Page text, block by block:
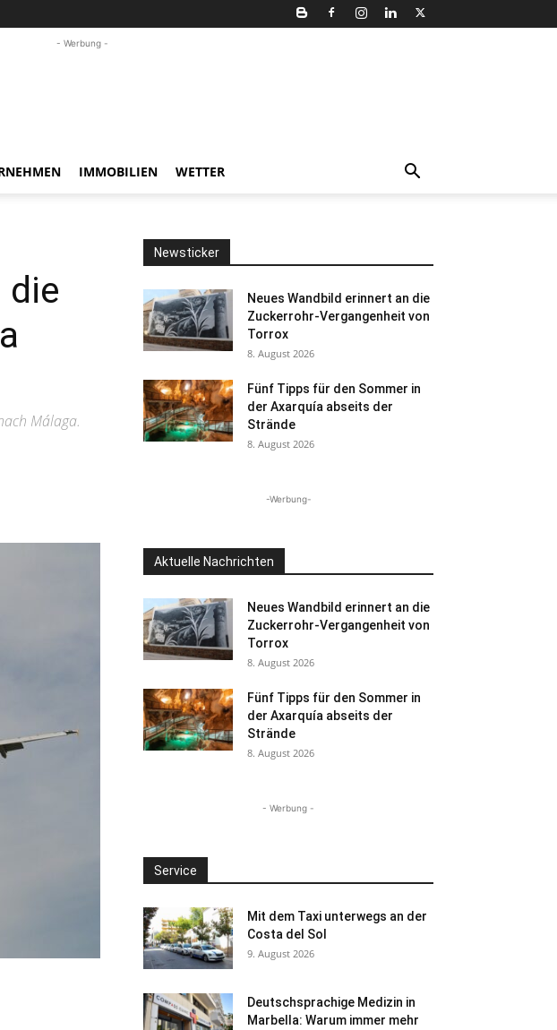
- Werbung -
IMMOBILIEN WETTER
die
Málaga.
Newsticker
Neues Wandbild erinnert an die
Zuckerrohr-Vergangenheit von
Torrox
8. August 2026
Fünf Tipps für den Sommer in
der Axarquía abseits der
Strände
8. August 2026
-Werbung-
Aktuelle Nachrichten
Neues Wandbild erinnert an die
Zuckerrohr-Vergangenheit von
Torrox
8. August 2026
Fünf Tipps für den Sommer in
der Axarquía abseits der
Strände
8. August 2026
- Werbung -
Service
Mit dem Taxi unterwegs an der
Costa del Sol
9. August 2026
Deutschsprachige Medizin in
Marbella: Warum immer mehr